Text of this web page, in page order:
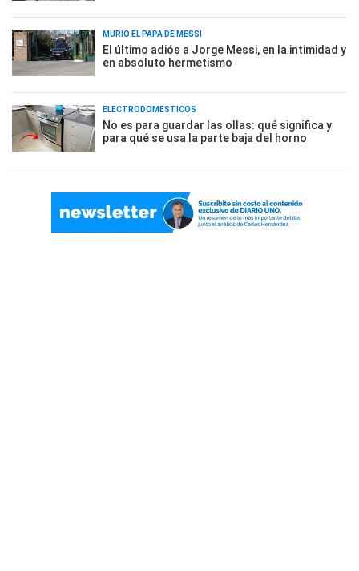
MURIÓ EL PAPÁ DE MESSI
El último adiós a Jorge Messi, en la intimidad y
en absoluto hermetismo
ELECTRODOMÉSTICOS
No es para guardar las ollas: qué significa y
para qué se usa la parte baja del horno